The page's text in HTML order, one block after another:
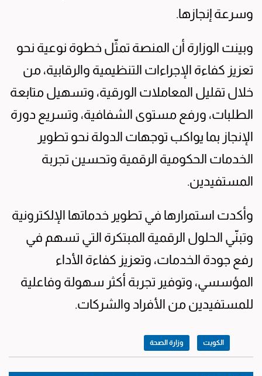
وسرعة إنجازها.
وبينت الوزارة أن المنصة تمثّل خطوة نوعية نحو
تعزيز كفاءة الإجراءات التنظيمية والرقابية، من
خلال تقليل المعاملات الورقية، وتسهيل متابعة
الطلبات، ورفع مستوى الشفافية، وتسريع دورة
الإنجاز بما يواكب توجهات الدولة نحو تطوير
الخدمات الحكومية الرقمية وتحسين تجربة
المستفيدين.
وأكدت استمرارها في تطوير خدماتها الإلكترونية
وتبنّي الحلول الرقمية المبتكرة التي تسهم في
رفع جودة الخدمات، وتعزيز كفاءة الأداء
المؤسسي، وتوفير تجربة أكثر سهولة وفاعلية
للمستفيدين من الأفراد والشركات.
الكويت وزارة الصحة